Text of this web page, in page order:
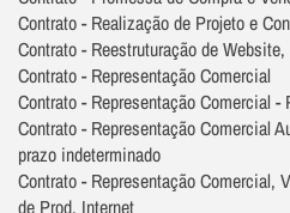
Contrato - Realização de Projeto e
Contrato - Reestruturação de
Contrato - Representação Comercial
Contrato - Representação Comercial
Contrato - Representação Comercial
prazo indeterminado
Contrato - Representação Comercial,
de Prod. Internet